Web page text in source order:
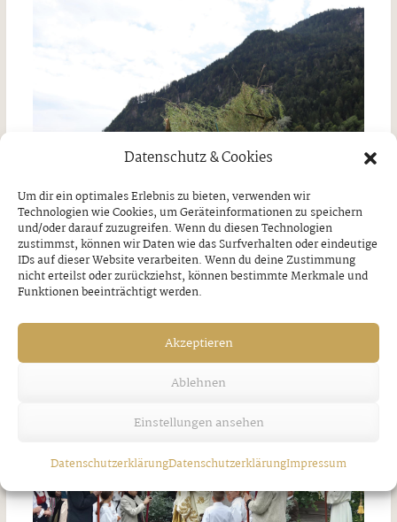
Datenschutz & Cookies
Um dir ein optimales Erlebnis zu bieten, verwenden wir
Technologien wie Cookies, um Geräteinformationen zu speichern
und/oder darauf zuzugreifen. Wenn du diesen Technologien
zustimmst, können wir Daten wie das Surfverhalten oder eindeutige
IDs auf dieser Website verarbeiten. Wenn du deine Zustimmung
nicht erteilst oder zurückziehst, können bestimmte Merkmale und
Funktionen beeinträchtigt werden.
Akzeptieren
Ablehnen
Einstellungen ansehen
DatenschutzerklärungDatenschutzerklärungImpressum
Unwetter über Strass
Freitag, 7. August 2026